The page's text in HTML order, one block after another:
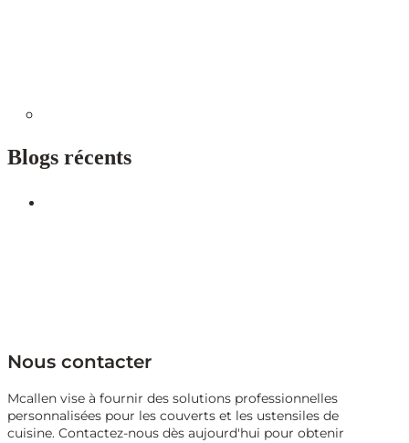
Blogs récents
Nous contacter
Mcallen vise à fournir des solutions professionnelles
personnalisées pour les couverts et les ustensiles de
cuisine. Contactez-nous dès aujourd'hui pour obtenir